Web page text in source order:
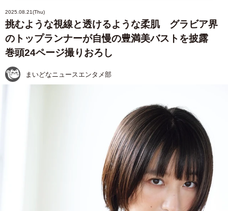
2025.08.21(Thu)
挑むような視線と透けるような柔肌 グラビア界
のトップランナーが自慢の豊満美バストを披露
巻頭24ページ撮りおろし
まいどなニュースエンタメ部